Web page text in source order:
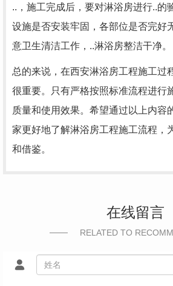
..，施工完成后，要对淋浴房进行..的
设施是否安装牢固，各部位是否完好
意卫生清洁工作，..淋浴房整洁干净。
总的来说，在西安淋浴房工程施工过
很重要。只有严格按照标准流程进行
质量和使用效果。希望通过以上内容
家更好地了解淋浴房工程施工流程，
和借鉴。
在线留言
RELATED TO